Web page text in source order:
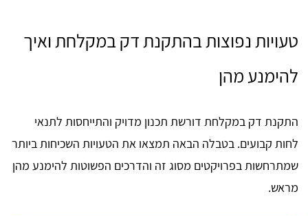
טעויות נפוצות בהתקנת דק במקלחת ואיך
להימנע מהן
התקנת דק במקלחת דורשת תכנון מדויק והתייחסות לתנאי
לחות קבועים. בטבלה הבאה תמצאו את הטעויות השכיחות ביותר
שמתרחשות בפרויקטים מסוג זה והדרכים הפשוטות להימנע מהן
מראש.